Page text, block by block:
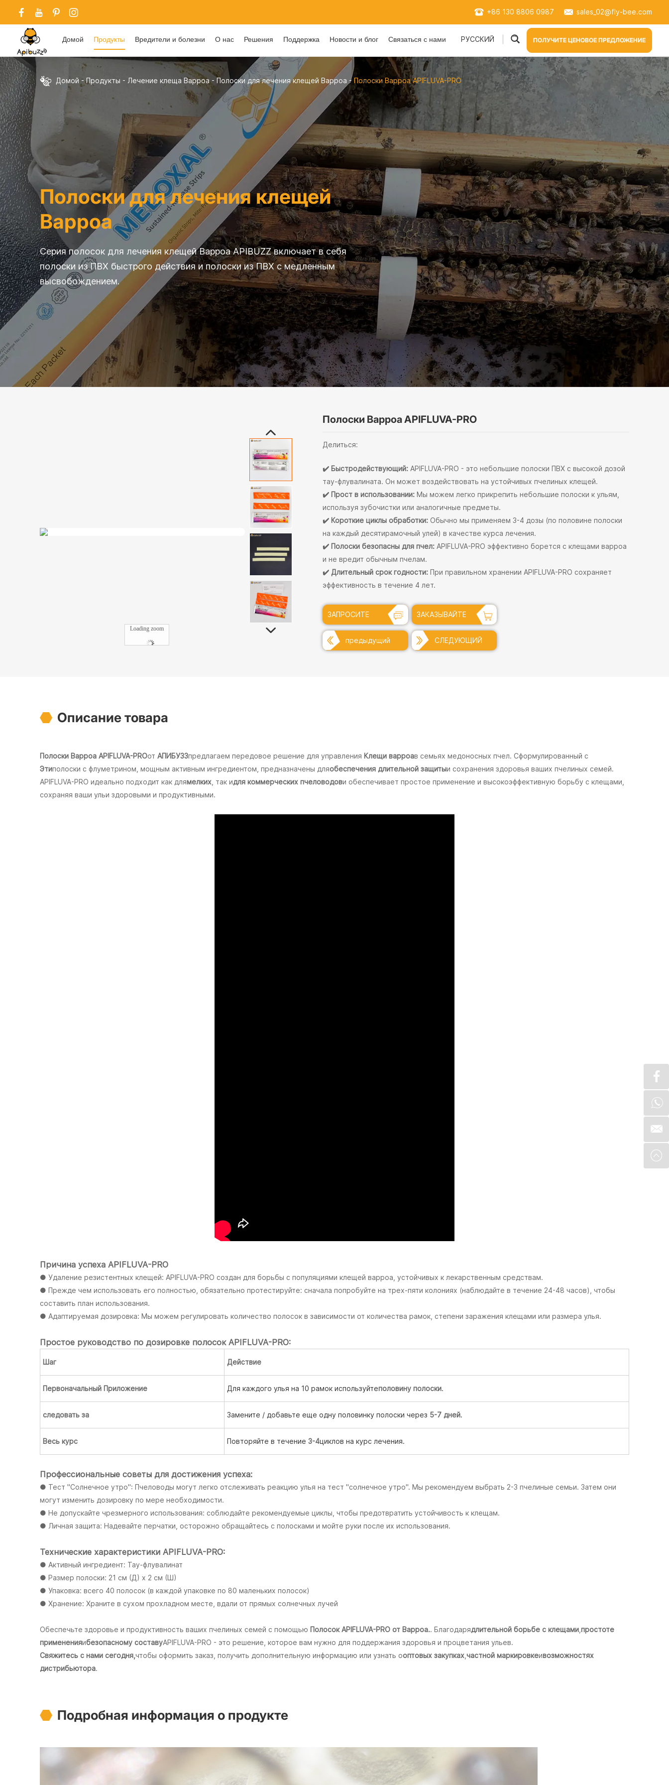
+86 130 8806 0987 sales_02@fly-bee.com
ПОЛУЧИТЕ ЦЕНОВОЕ ПРЕДЛОЖЕНИЕ
РУССКИЙ
Домой Продукты Вредители и болезни О нас Решения Поддержка Новости и блог Связаться с нами
Домой -Продукты - Лечение клеща Варроа- Полоски для лечения клещей Варроа - Полоски Варроа APIFLUVA-PRO
Полоски для лечения клещей
Варроа
Серия полосок для лечения клещей Варроа APIBUZZ включает в себя
полоски из ПВХ быстрого действия и полоски из ПВХ с медленным
высвобождением.
Loading zoom
Полоски Варроа APIFLUVA-PRO
Делиться:
✔️ Быстродействующий: APIFLUVA-PRO - это небольшие полоски ПВХ с высокой дозой
тау-флувалината. Он может воздействовать на устойчивых пчелиных клещей.
✔️ Прост в использовании: Мы можем легко прикрепить небольшие полоски к ульям,
используя зубочистки или аналогичные предметы.
✔️ Короткие циклы обработки: Обычно мы применяем 3-4 дозы (по половине полоски
на каждый десятирамочный улей) в качестве курса лечения.
✔️ Полоски безопасны для пчел: APIFLUVA-PRO эффективно борется с клещами варроа
и не вредит обычным пчелам.
✔️ Длительный срок годности: При правильном хранении APIFLUVA-PRO сохраняет
эффективность в течение 4 лет.
ЗАПРОСИТЕ
СЕЙЧАС +
ЗАКАЗЫВАЙТЕ
ПРЯМО СЕЙЧАС
+
предыдущий СЛЕДУЮЩИЙ
Описание товара
Полоски Варроа APIFLUVA-PROот АПИБУЗЗпредлагаем передовое решение для управления Клещи варроав семьях медоносных пчел. Сформулированный с
Этиполоски с флуметрином, мощным активным ингредиентом, предназначены дляобеспечения длительной защитыи сохранения здоровья ваших пчелиных семей.
APIFLUVA-PRO идеально подходит как длямелких , так идля коммерческих пчеловодови обеспечивает простое применение и высокоэффективную борьбу с клещами,
сохраняя ваши ульи здоровыми и продуктивными.
Причина успеха APIFLUVA-PRO
● Удаление резистентных клещей: APIFLUVA-PRO создан для борьбы с популяциями клещей варроа, устойчивых к лекарственным средствам.
● Прежде чем использовать его полностью, обязательно протестируйте: сначала попробуйте на трех-пяти колониях (наблюдайте в течение 24-48 часов), чтобы
составить план использования.
● Адаптируемая дозировка: Мы можем регулировать количество полосок в зависимости от количества рамок, степени заражения клещами или размера улья.
Простое руководство по дозировке полосок APIFLUVA-PRO:
Шаг Действие
Первоначальный Приложение Для каждого улья на 10 рамок используйтеполовину полоски.
следовать за Замените / добавьте еще одну половинку полоски через 5-7 дней.
Весь курс Повторяйте в течение 3-4циклов на курс лечения.
Профессиональные советы для достижения успеха:
● Тест "Солнечное утро": Пчеловоды могут легко отслеживать реакцию улья на тест "солнечное утро". Мы рекомендуем выбрать 2-3 пчелиные семьи. Затем они
могут изменить дозировку по мере необходимости.
● Не допускайте чрезмерного использования: соблюдайте рекомендуемые циклы, чтобы предотвратить устойчивость к клещам.
● Личная защита: Надевайте перчатки, осторожно обращайтесь с полосками и мойте руки после их использования.
Технические характеристики APIFLUVA-PRO:
● Активный ингредиент: Тау-флувалинат
● Размер полоски: 21 см (Д) х 2 см (Ш)
● Упаковка: всего 40 полосок (в каждой упаковке по 80 маленьких полосок)
● Хранение: Храните в сухом прохладном месте, вдали от прямых солнечных лучей
Обеспечьте здоровье и продуктивность ваших пчелиных семей с помощью Полосок APIFLUVA-PRO от Варроа.. Благодарядлительной борьбе с клещами простоте
примененияибезопасному составуAPIFLUVA-PRO - это решение, которое вам нужно для поддержания здоровья и процветания ульев.
Свяжитесь с нами сегодня,чтобы оформить заказ, получить дополнительную информацию или узнать ооптовых закупках частной маркировкеивозможностях
дистрибьютора.
Подробная информация о продукте